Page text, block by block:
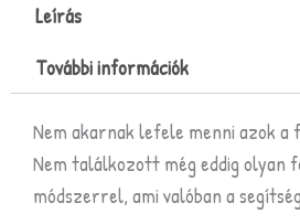
Leírás
További információk
Nem akarnak lefele menni azok a
Nem találkozott még eddig olyan
módszerrel, ami valóban a